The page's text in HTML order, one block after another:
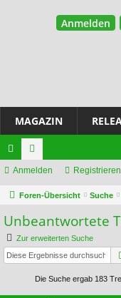
Anmelden
MAGAZIN
ch
ne
ug
riff
or
en
Anmelden Registrieren
Foren-Übersicht Suche
Unbeantwortete
Zur erweiterten Suche
Die Suche ergab 183